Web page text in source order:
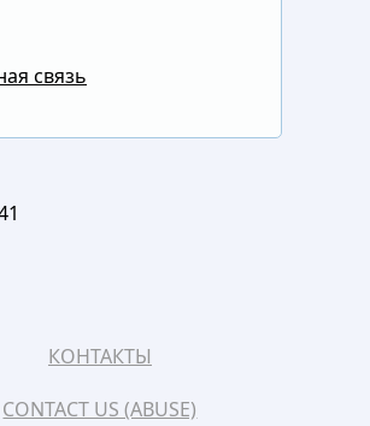
связь
КОНТАКТЫ
CONTACT US (ABUSE)